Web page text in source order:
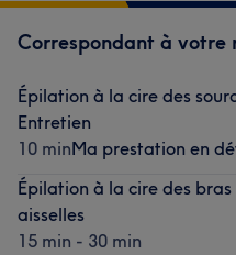
Correspondant à votre
Épilation à la cire des
Entretien
10 minMa prestation en
Épilation à la cire des bras
aisselles
15 min - 30 min